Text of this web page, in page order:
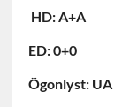
HD: A+A
ED: 0+0
Ögonlyst: UA